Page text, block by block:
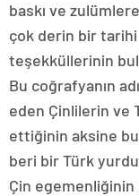
baskı ve
çok derin bir
teşekküllerinin
Bu coğrafyanın
eden Çinlilerin ve
ettiğinin aksine
beri bir Türk
Çin egemenliğinin